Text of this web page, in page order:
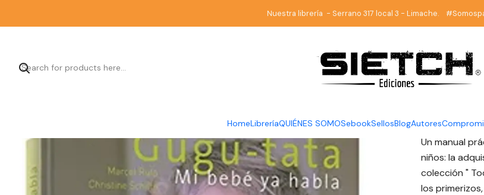
HomeLibreríaQUIÉNES SOMOSebookSellosBlogAutores
Nuestra librería - Serrano 317 local 3 - Limache.
Librería Infantil Gugu-tata - Marcel Rufo, Christine
|
DESCRIPTION
Un manual
niños: la
colección "
los